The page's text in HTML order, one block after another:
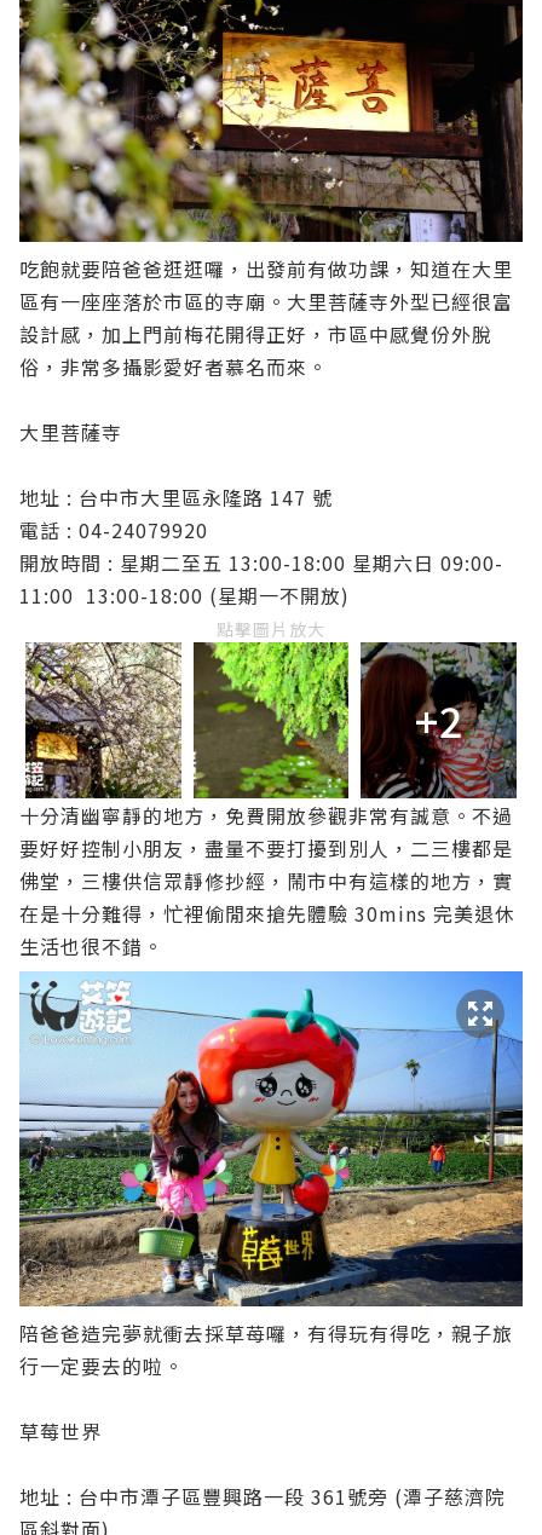
吃飽就要陪爸爸逛逛囉，出發前有做功課，知道在大里
區有一座座落於市區的寺廟。大里菩薩寺外型已經很富
設計感，加上門前梅花開得正好，市區中感覺份外脫
俗，非常多攝影愛好者慕名而來。
大里菩薩寺
地址 : 台中市大里區永隆路 147 號
電話 : 04-24079920
開放時間 : 星期二至五 13:00-18:00 星期六日 09:00-
11:00 13:00-18:00 (星期一不開放)
點擊圖片放大
+2
十分清幽寧靜的地方，免費開放參觀非常有誠意。不過
要好好控制小朋友，盡量不要打擾到別人，二三樓都是
佛堂，三樓供信眾靜修抄經，鬧市中有這樣的地方，實
在是十分難得，忙裡偷閒來搶先體驗 30mins 完美退休
生活也很不錯。
陪爸爸造完夢就衝去採草苺囉，有得玩有得吃，親子旅
行一定要去的啦。
草莓世界
地址 : 台中市潭子區豐興路一段 361號旁 (潭子慈濟院